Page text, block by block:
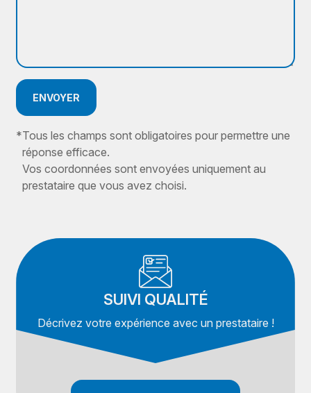
ENVOYER
*Tous les champs sont obligatoires pour permettre une
réponse efficace.
Vos coordonnées sont envoyées uniquement au
prestataire que vous avez choisi.
SUIVI QUALITÉ
Décrivez votre expérience avec un prestataire !